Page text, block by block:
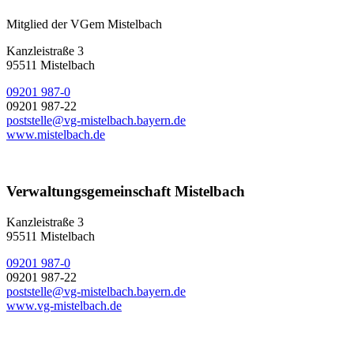
Mitglied der VGem Mistelbach
Kanzleistraße 3
95511 Mistelbach
09201 987-0
09201 987-22
poststelle@vg-mistelbach.bayern.de
www.mistelbach.de
Verwaltungsgemeinschaft Mistelbach
Kanzleistraße 3
95511 Mistelbach
09201 987-0
09201 987-22
poststelle@vg-mistelbach.bayern.de
www.vg-mistelbach.de